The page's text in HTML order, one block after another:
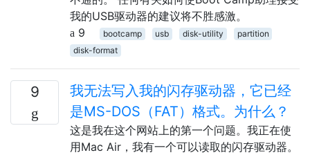
我的USB驱动器的建议将不胜感激。
9
bootcamp usb disk-utility
partition
disk-format
9
我无法写入我的闪存驱动器，它已经
是MS-DOS（FAT）格式。为什么？
这是我在这个网站上的第一个问题。我正在使
用Mac Air，我有一个可以读取的闪存驱动器。